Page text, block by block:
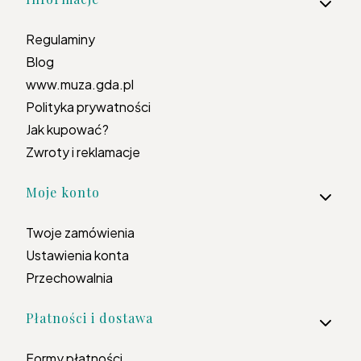
Regulaminy
Blog
www.muza.gda.pl
Polityka prywatności
Jak kupować?
Zwroty i reklamacje
Moje konto
Twoje zamówienia
Ustawienia konta
Przechowalnia
Płatności i dostawa